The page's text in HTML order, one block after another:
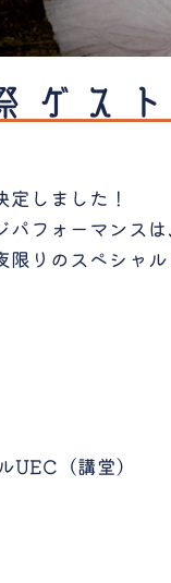
ゲス
しました！
フォーマンスは
りのスペシャ
UEC（講堂）